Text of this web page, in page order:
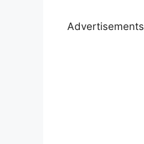
Advertisements